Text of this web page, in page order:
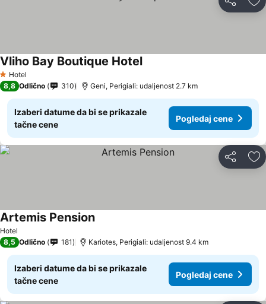
Deli
1 Zvezdice
Hotel
Vliho Bay Boutique Hotel
8,8 Odlično 310 Geni, Perigiali: udaljenost 2.7 km
Izaberi datume da bi se prikazale
tačne cene
Pogledaj cene
Deli
Hotel
Artemis Pension
8,5 Odlično 181 Kariotes, Perigiali: udaljenost 9.4 km
Izaberi datume da bi se prikazale
tačne cene
Pogledaj cene